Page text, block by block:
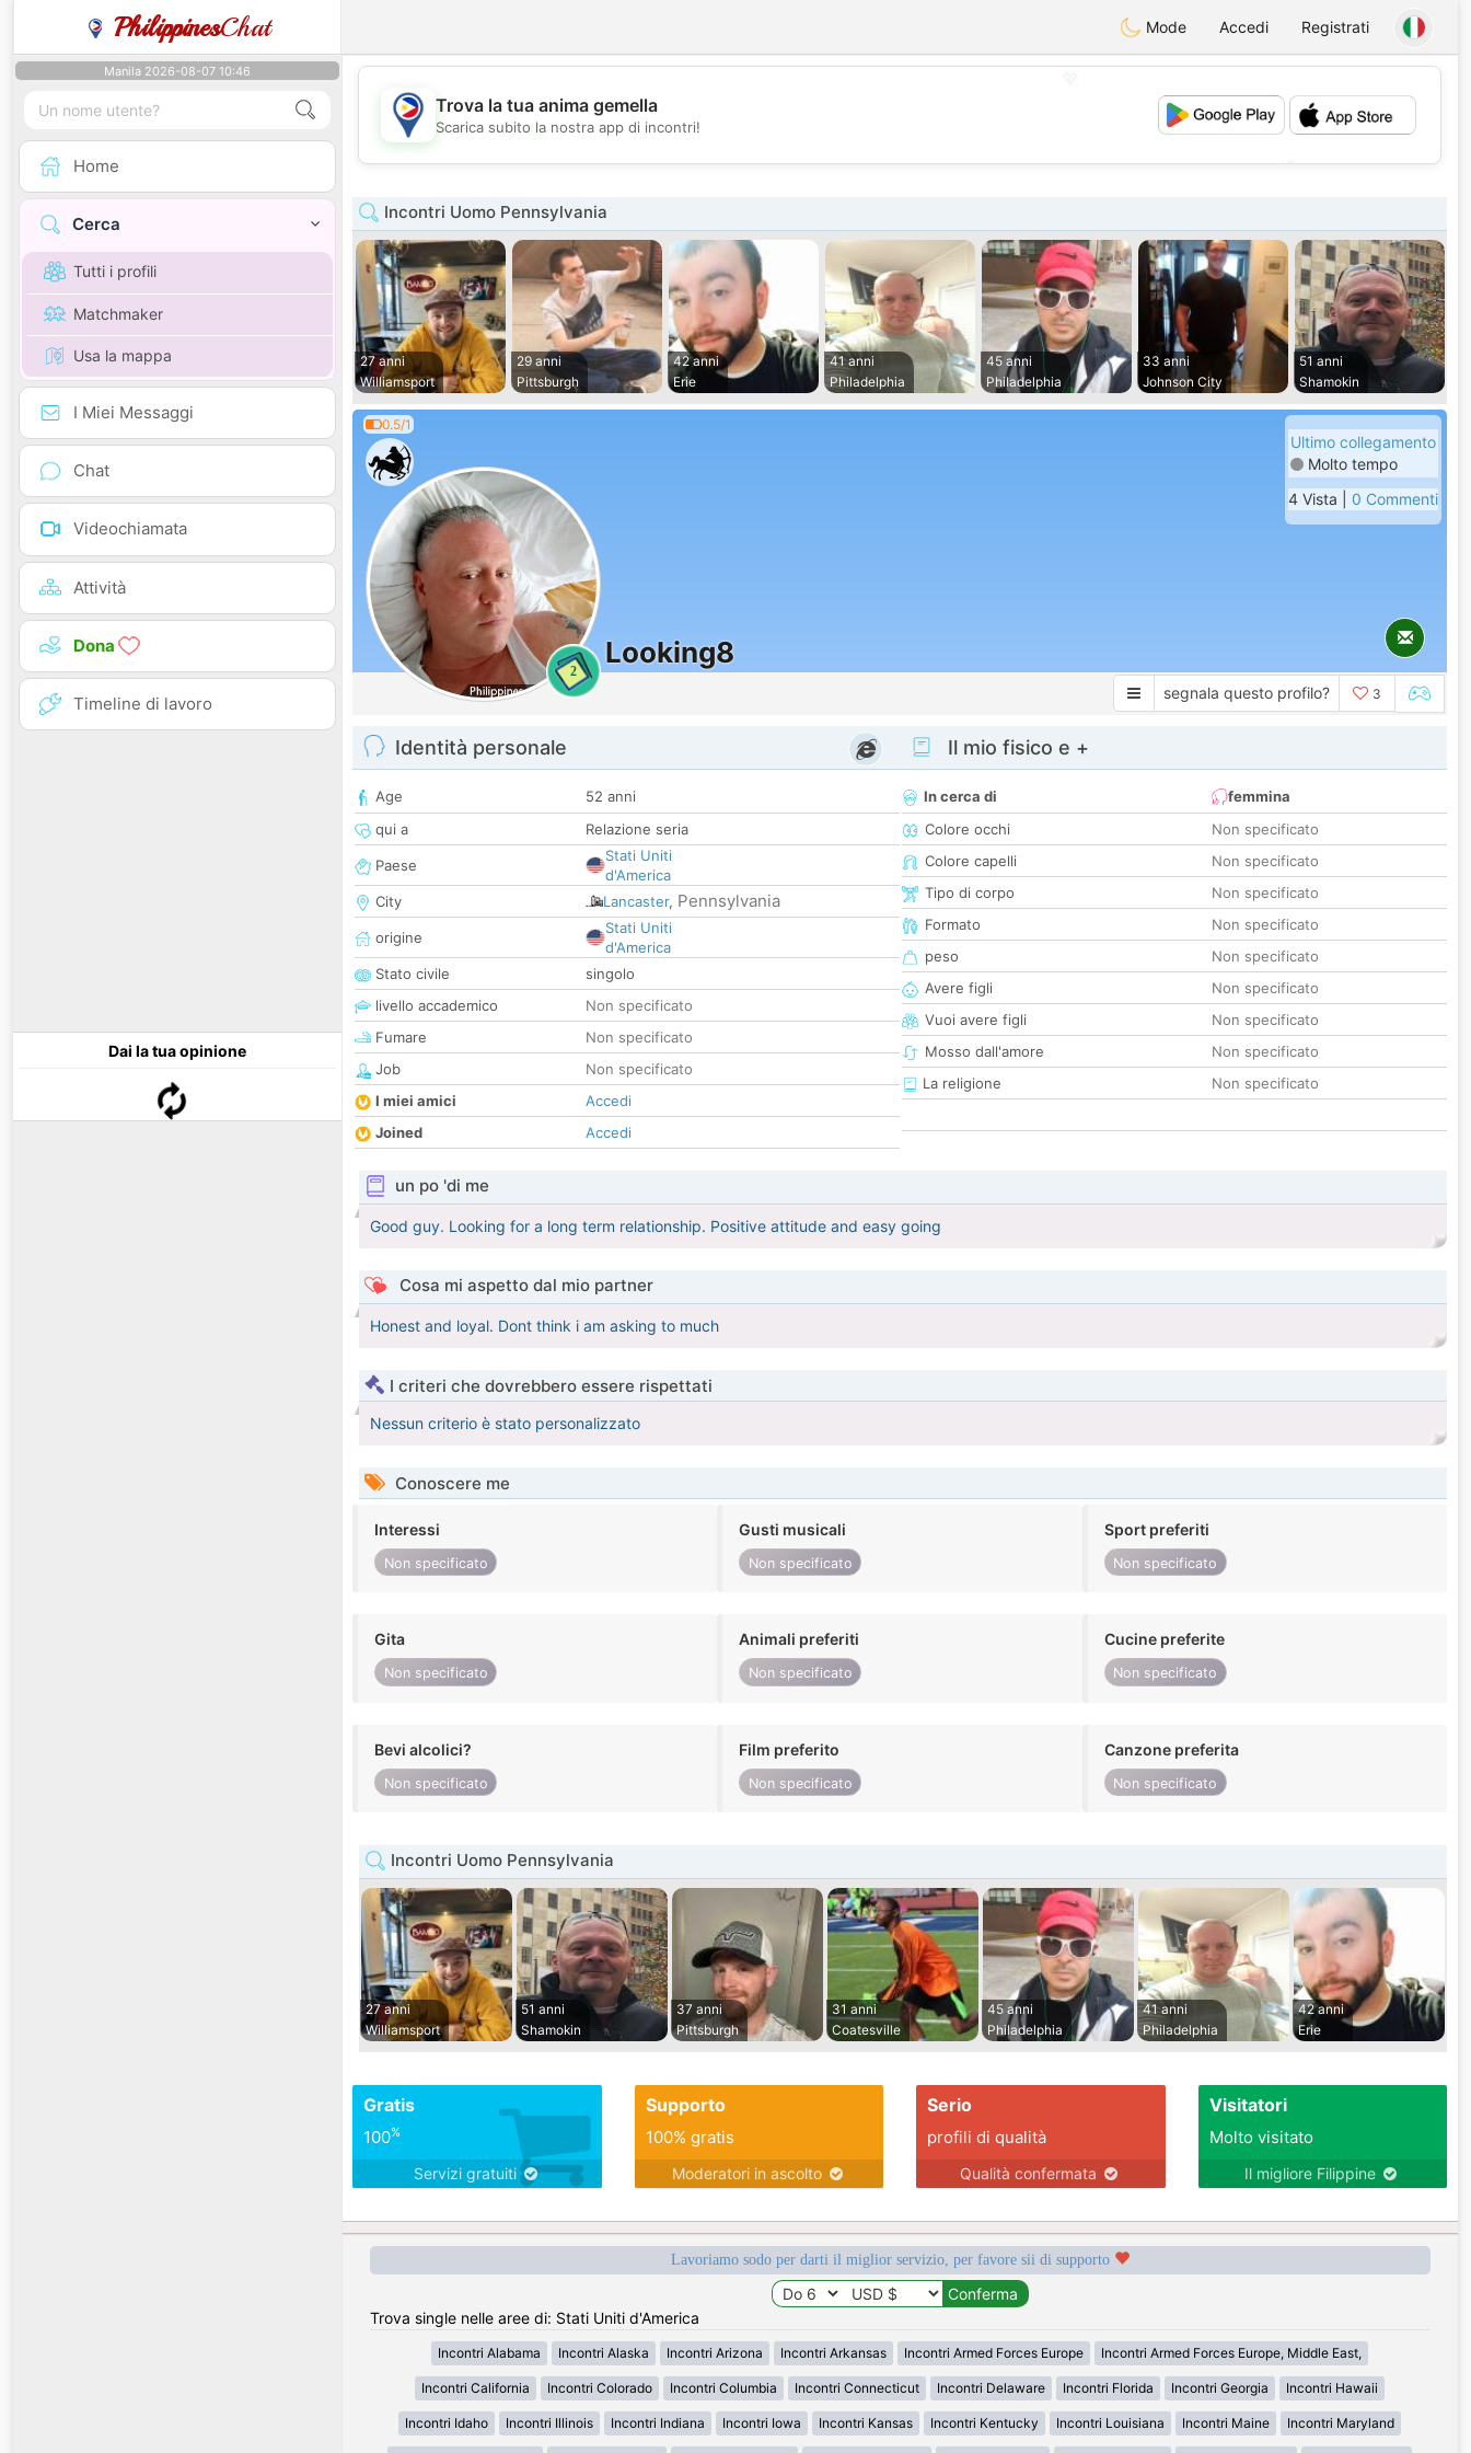
PhilippinesChat Mode Accedi Registrati
Manila 2026-08-07 10:46
Home
Cerca
Tutti i profili
Matchmaker
Usa la mappa
I Miei Messaggi
Chat
Videochiamata
Attività
Dona
Timeline di lavoro
Dai la tua opinione
💖
💕
Trova la tua anima gemella
Scarica subito la nostra app di incontri!
Incontri Uomo Pennsylvania
27 anni
Williamsport
29 anni
Pittsburgh
42 anni
Erie
41 anni
Philadelphia
45 anni
Philadelphia
33 anni
Johnson City
51 anni
Shamokin
0.5/1
2
Looking8
Ultimo collegamento
Molto tempo
4 Vista | 0 Commenti
segnala questo profilo? 3
Identità personale
Age
52 anni
qui a
Relazione seria
Paese
Stati Uniti
d'America
City
Lancaster, Pennsylvania
origine
Stati Uniti
d'America
Stato civile
singolo
livello accademico
Non specificato
Fumare
Non specificato
Job
Non specificato
I miei amici
Accedi
Joined
Accedi
Il mio fisico e +
In cerca di
femmina
Colore occhi
Non specificato
Colore capelli
Non specificato
Tipo di corpo
Non specificato
Formato
Non specificato
peso
Non specificato
Avere figli
Non specificato
Vuoi avere figli
Non specificato
Mosso dall'amore
Non specificato
La religione
Non specificato
un po 'di me
Good guy. Looking for a long term relationship. Positive attitude and easy going
Cosa mi aspetto dal mio partner
Honest and loyal. Dont think i am asking to much
I criteri che dovrebbero essere rispettati
Nessun criterio è stato personalizzato
Conoscere me
Interessi
Non specificato
Gusti musicali
Non specificato
Sport preferiti
Non specificato
Gita
Non specificato
Animali preferiti
Non specificato
Cucine preferite
Non specificato
Bevi alcolici?
Non specificato
Film preferito
Non specificato
Canzone preferita
Non specificato
Incontri Uomo Pennsylvania
27 anni
Williamsport
51 anni
Shamokin
37 anni
Pittsburgh
31 anni
Coatesville
45 anni
Philadelphia
41 anni
Philadelphia
42 anni
Erie
Gratis
100%
Servizi gratuiti
Supporto
100% gratis
Moderatori in ascolto
Serio
profili di qualità
Qualità confermata
Visitatori
Molto visitato
Il migliore Filippine
Lavoriamo sodo per darti il miglior servizio, per favore sii di supporto
Trova single nelle aree di: Stati Uniti d'America
Incontri Alabama Incontri Alaska Incontri Arizona Incontri Arkansas Incontri Armed Forces Europe Incontri Armed Forces Europe, Middle East,
Incontri California Incontri Colorado Incontri Columbia Incontri Connecticut Incontri Delaware Incontri Florida Incontri Georgia Incontri Hawaii
Incontri Idaho Incontri Illinois Incontri Indiana Incontri Iowa Incontri Kansas Incontri Kentucky Incontri Louisiana Incontri Maine Incontri Maryland